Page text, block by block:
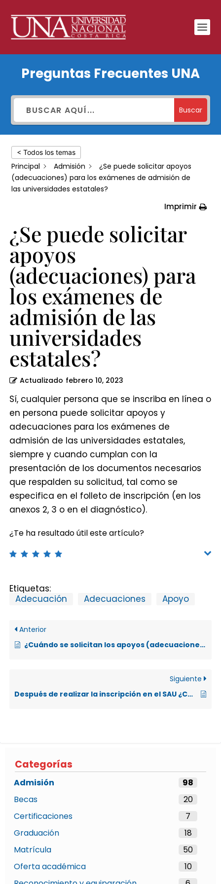
puede
solicitar
apoyos
(adecuaciones)
para
los
exámenes
de
las
universidades
estatales?
Preguntas Frecuentes UNA
Buscar
Categorías
Admisión
98
Becas
20
Certificaciones
7
Graduación
18
Matrícula
50
Oferta académica
10
< Todos los temas
Principal Admisión
¿Se puede solicitar apoyos
(adecuaciones) para los exámenes de admisión de
las universidades estatales?
Imprimir
¿Se puede solicitar
apoyos
(adecuaciones) para
los exámenes de
admisión de las
universidades
estatales?
Actualizado febrero 10, 2023
Sí, cualquier persona que se inscriba en línea o
en persona puede solicitar apoyos y
adecuaciones para los exámenes de
admisión de las universidades estatales,
siempre y cuando cumplan con la
presentación de los documentos necesarios
que respalden su solicitud, tal como se
especifica en el folleto de inscripción (en los
anexos 2, 3 o en el diagnóstico).
¿Te ha resultado útil este artículo?
Etiquetas:
Adecuación
Adecuaciones Apoyo
Anterior
¿Cuándo se solicitan los apoyos (adecuaciones) para los exámenes de admisión?
Siguiente
Después de realizar la inscripción en el SAU ¿Cuál es el siguiente paso?